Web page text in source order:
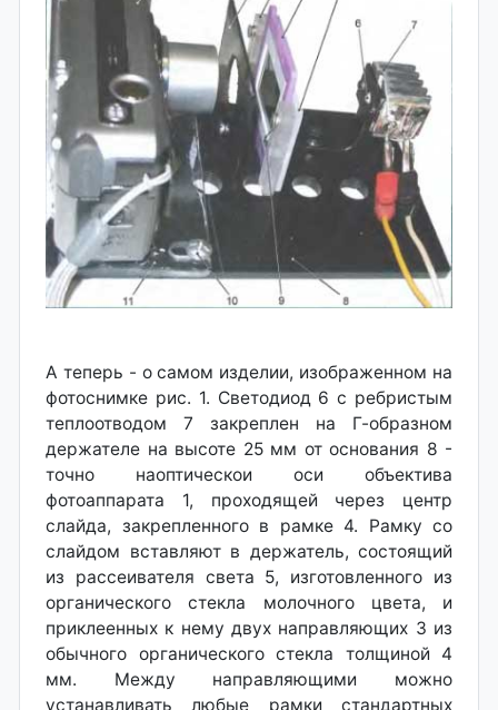
А теперь - о самом изделии, изображенном на
фотоснимке рис. 1. Светодиод 6 с ребристым
теплоотводом 7 закреплен на Г-образном
держателе на высоте 25 мм от основания 8 -
точно наоптическои оси объектива
фотоаппарата 1, проходящей через центр
слайда, закрепленного в рамке 4. Рамку со
слайдом вставляют в держатель, состоящий
из рассеивателя света 5, изготовленного из
органического стекла молочного цвета, и
приклеенных к нему двух направляющих 3 из
обычного органического стекла толщиной 4
мм. Между направляющими можно
устанавливать любые рамки стандартных